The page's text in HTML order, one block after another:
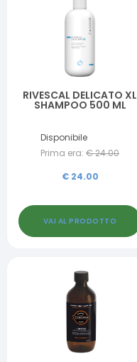
RIVESCAL DELICATO XL
SHAMPOO 500 ML
Disponibile
Prima era: €24.00
€ 24.00
VAI AL PRODOTTO